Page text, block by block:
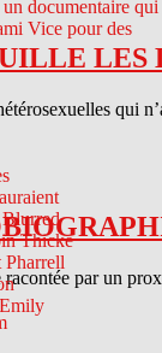
LES
qui
par un